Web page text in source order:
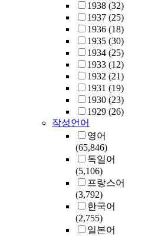
1938 (32)
1937 (25)
1936 (18)
1935 (30)
1934 (25)
1933 (12)
1932 (21)
1931 (19)
1930 (23)
1929 (26)
작성언어
영어
(65,846)
독일어
(5,106)
프랑스어
(3,792)
한국어
(2,755)
일본어